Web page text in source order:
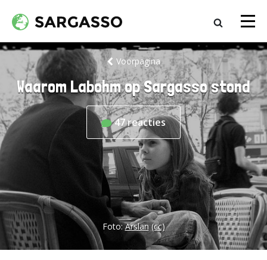
Voorpagina
Waarom Labohm op Sargasso stond
47reacties
Foto:Arslan (cc)